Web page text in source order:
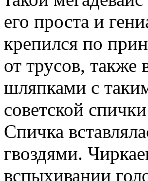
его проста и
крепился по
от трусов, также
шляпками с
советской
Спичка
гвоздями.
вспыхивании